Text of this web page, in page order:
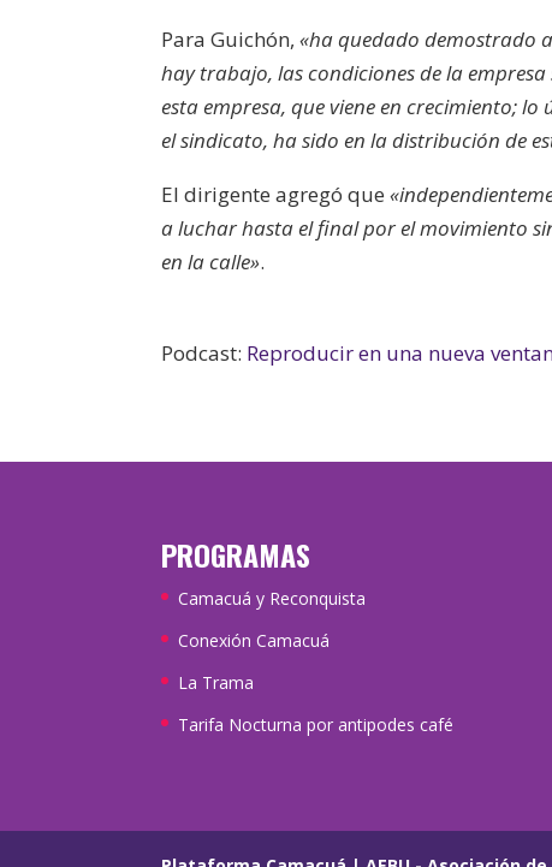
Para Guichón,«ha quedado demostrado
hay trabajo, las condiciones de la
esta empresa, que viene en crecimiento;
el sindicato, ha sido en la distribución de
El dirigente agregó que
a luchar hasta el final por el movimiento
en la calle».
Podcast: Reproducir en una nueva
PROGRAMAS
Camacuá y Reconquista
Conexión Camacuá
La Trama
Tarifa Nocturna por antipodes café